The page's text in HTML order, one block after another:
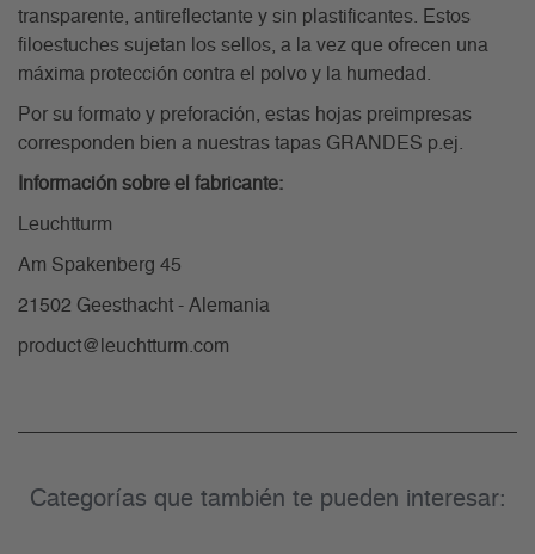
transparente, antireflectante y sin plastificantes. Estos
filoestuches sujetan los sellos, a la vez que ofrecen una
máxima protección contra el polvo y la humedad.
Por su formato y preforación, estas hojas preimpresas
corresponden bien a nuestras tapas GRANDES p.ej.
Información sobre el fabricante:
Leuchtturm
Am Spakenberg 45
21502 Geesthacht - Alemania
product@leuchtturm.com
Categorías que también te pueden interesar: